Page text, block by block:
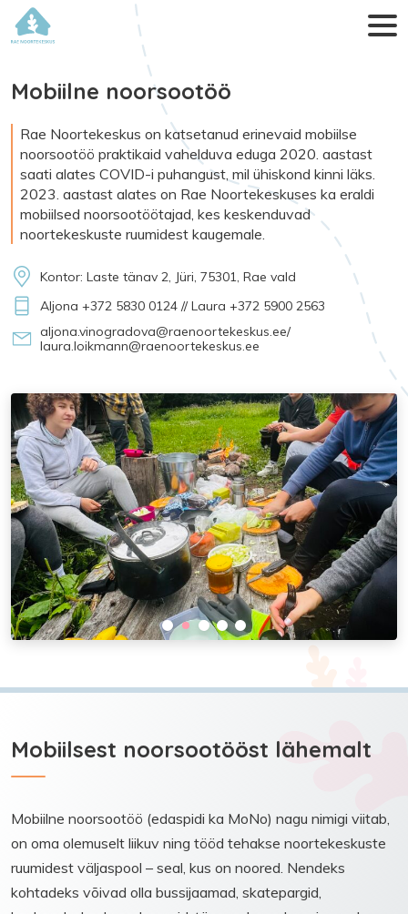
Rae Noortekeskus
Mobiilne noorsootöö
Rae Noortekeskus on katsetanud erinevaid mobiilse
noorsootöö praktikaid vahelduva eduga 2020. aastast
saati alates COVID-i puhangust, mil ühiskond kinni läks.
2023. aastast alates on Rae Noortekeskuses ka eraldi
mobiilsed noorsootöötajad, kes keskenduvad
noortekeskuste ruumidest kaugemale.
Kontor: Laste tänav 2, Jüri, 75301, Rae vald
Aljona +372 5830 0124 // Laura +372 5900 2563
aljona.vinogradova@raenoortekeskus.ee/
laura.loikmann@raenoortekeskus.ee
Mobiilsest noorsootööst lähemalt
Mobiilne noorsootöö (edaspidi ka MoNo) nagu nimigi viitab,
on oma olemuselt liikuv ning tööd tehakse noortekeskuste
ruumidest väljaspool – seal, kus on noored. Nendeks
kohtadeks võivad olla bussijaamad, skatepargid,